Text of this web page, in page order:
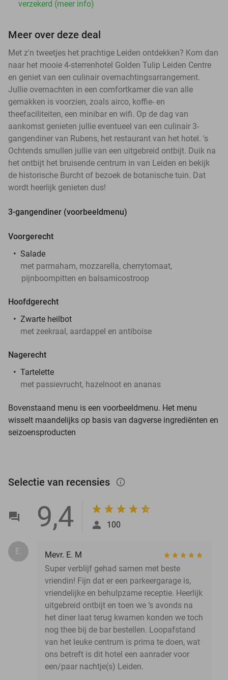
verzekerd (meer info)
Meer over deze deal
Met z'n tweetjes het prachtige Leiden ontdekken? Kom dan
naar het mooie 4-sterrenhotel Golden Tulip Leiden Centre
en geniet van een culinair overnachtingsarrangement.
Jullie overnachten in een comfortkamer die van alle
gemakken is voorzien, zoals airco, koffie- en
theefaciliteiten, een minibar en wifi. Op de dag van
aankomst genieten jullie eventueel van een culinair 3-
gangendiner van Rubens, het restaurant van het hotel. 's
Ochtends smullen jullie van een uitgebreid ontbijt. Duik na
het ontbijt het bruisende centrum in van Leiden en bekijk
de historische Burcht of bezoek de botanische tuin. Dat
wordt heerlijk genieten dus!
3-gangendiner (voorbeeldmenu)
Voorgerecht
Salade
met parmaham, mozzarella, cherrytomaat,
pijnboompitten en balsamicostroop
Hoofdgerecht
Zwarte heilbot
met zeekraal, aardappel en antiboise
Nagerecht
Tartelette
met passievrucht, hazelnoot en ananas
Bovenstaand menu is een voorbeeldmenu. Het menu
wisselt maandelijks op basis van dagverse ingrediënten en
seizoensproducten
Selectie van recensies info_outlined
9,4 100
E.
Mevr. E. M
Super verblijf gehad samen met beste
vriendin! Fijn dat er een parkeergarage is,
vriendelijke en behulpzame receptie. Heerlijk
uitgebreid ontbijt en toen we ‘s avonds na
het diner laat terug kwamen konden we toch
nog thee bij de bar bestellen. Loopafstand
van het leuke centrum is prima te doen, wat
ons betreft is dit hotel een aanrader voor
een/paar nachtje(s) Leiden.